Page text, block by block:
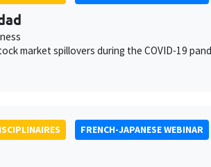
market spillovers during the COVID-19
FRENCH-JAPANESE WEBINAR